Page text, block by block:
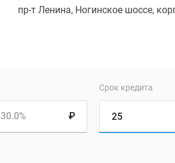
пр-т Ленина, Ногинское шоссе,
₽
30.0%
Срок кредита